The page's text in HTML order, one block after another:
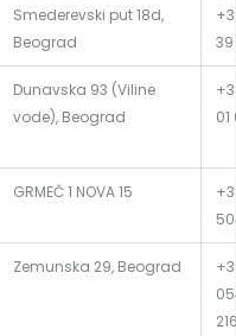
Smederevski put 18d,
Beograd
Dunavska 93 (Viline
vode), Beograd
01
GRMEČ 1 NOVA 15
Zemunska 29, Beograd